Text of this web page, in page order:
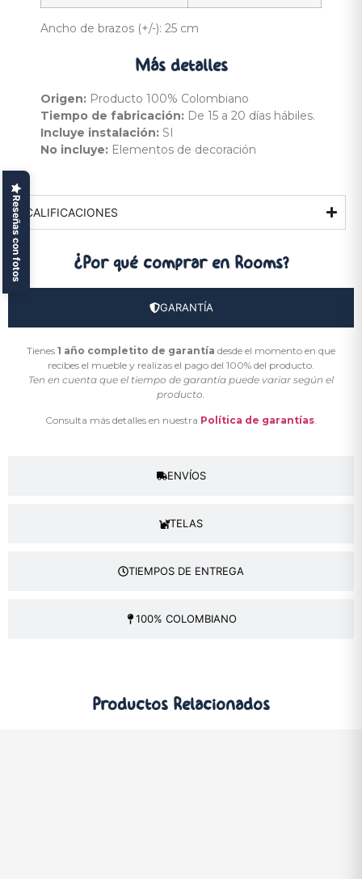
Ancho de brazos (+/-): 25 cm
Más detalles
Origen: Producto 100% Colombiano
Tiempo de fabricación: De 15 a 20 días hábiles.
Incluye instalación: SI
No incluye: Elementos de decoración
CALIFICACIONES
¿Por qué comprar en Rooms?
GARANTÍA
ENVÍOS
TELAS
TIEMPOS DE ENTREGA
100% COLOMBIANO
Tienes 1 año completito de garantía desde el momento en que
recibes el mueble y realizas el pago del 100% del producto.
Ten en cuenta que el tiempo de garantía puede variar según el
producto.
Consulta más detalles en nuestra Política de garantías.
Productos Relacionados
Reseñas con fotos